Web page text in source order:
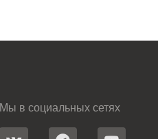
Мы в социальных сетях